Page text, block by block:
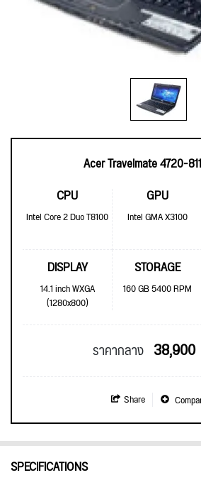
Acer Travelmate 4720-
CPU
Intel Core 2 Duo T8100
GPU
Intel GMA X3100
DISPLAY
14.1 inch WXGA
(1280x800)
STORAGE
160 GB 5400 RPM
ราคากลาง 38,900
Share
SPECIFICATIONS